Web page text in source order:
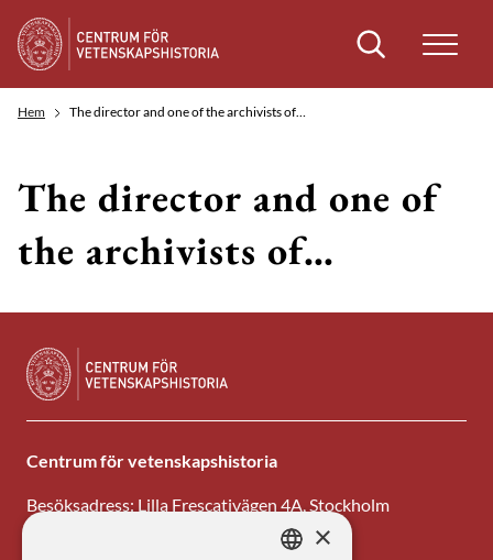
Sök
Hem The director and one of the archivists of…
The director and one of
the archivists of…
Centrum för vetenskapshistoria
Besöksadress: Lilla Frescativägen 4A, Stockholm
×